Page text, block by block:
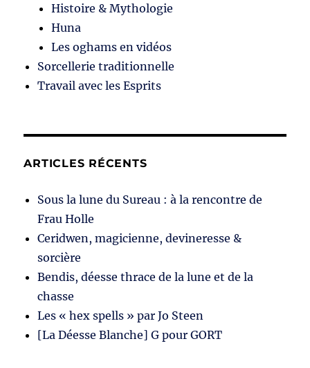
Histoire & Mythologie
Huna
Les oghams en vidéos
Sorcellerie traditionnelle
Travail avec les Esprits
ARTICLES RÉCENTS
Sous la lune du Sureau : à la rencontre de
Frau Holle
Ceridwen, magicienne, devineresse &
sorcière
Bendis, déesse thrace de la lune et de la
chasse
Les « hex spells » par Jo Steen
[La Déesse Blanche] G pour GORT